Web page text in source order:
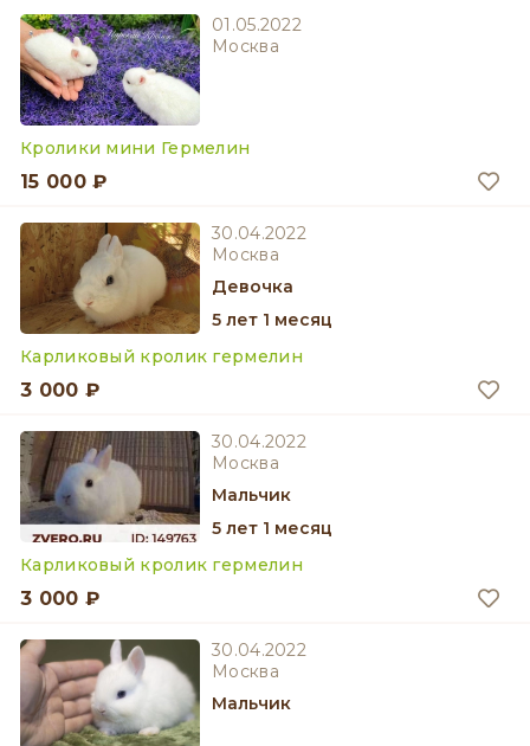
01.05.2022
Москва
Кролики мини Гермелин
15 000 ₽
30.04.2022
Москва
девочка
5 лет 1 месяц
Карликовый кролик гермелин
3 000 ₽
30.04.2022
Москва
мальчик
5 лет 1 месяц
Карликовый кролик гермелин
3 000 ₽
30.04.2022
Москва
мальчик